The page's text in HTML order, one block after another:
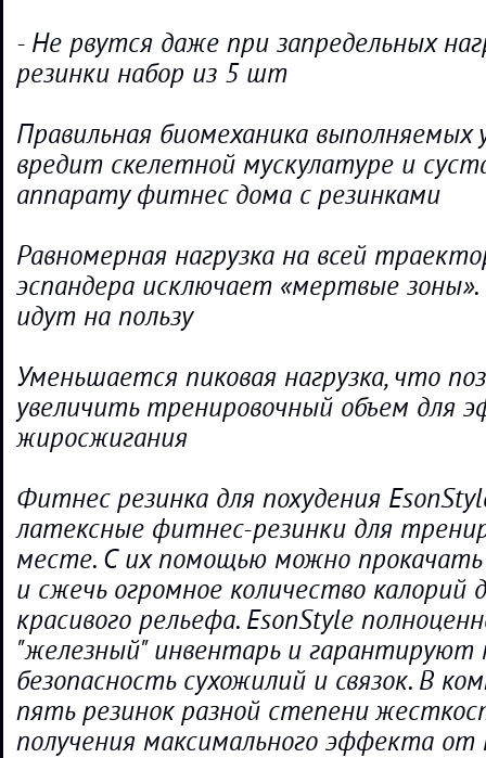
- Не рвутся даже при запредельных
резинки набор из 5 шт
Правильная биомеханика выполняемых
вредит скелетной мускулатуре и
аппарату фитнес дома с резинками
Равномерная нагрузка на всей
эспандера исключает «мертвые
идут на пользу
Уменьшается пиковая нагрузка, что
увеличить тренировочный объем для
жиросжигания
Фитнес резинка для похудения
латексные фитнес-резинки для
месте. С их помощью можно
и сжечь огромное количество калорий
красивого рельефа. EsonStyle
"железный" инвентарь и гарантируют
безопасность сухожилий и связок. В
пять резинок разной степени
получения максимального эффекта от